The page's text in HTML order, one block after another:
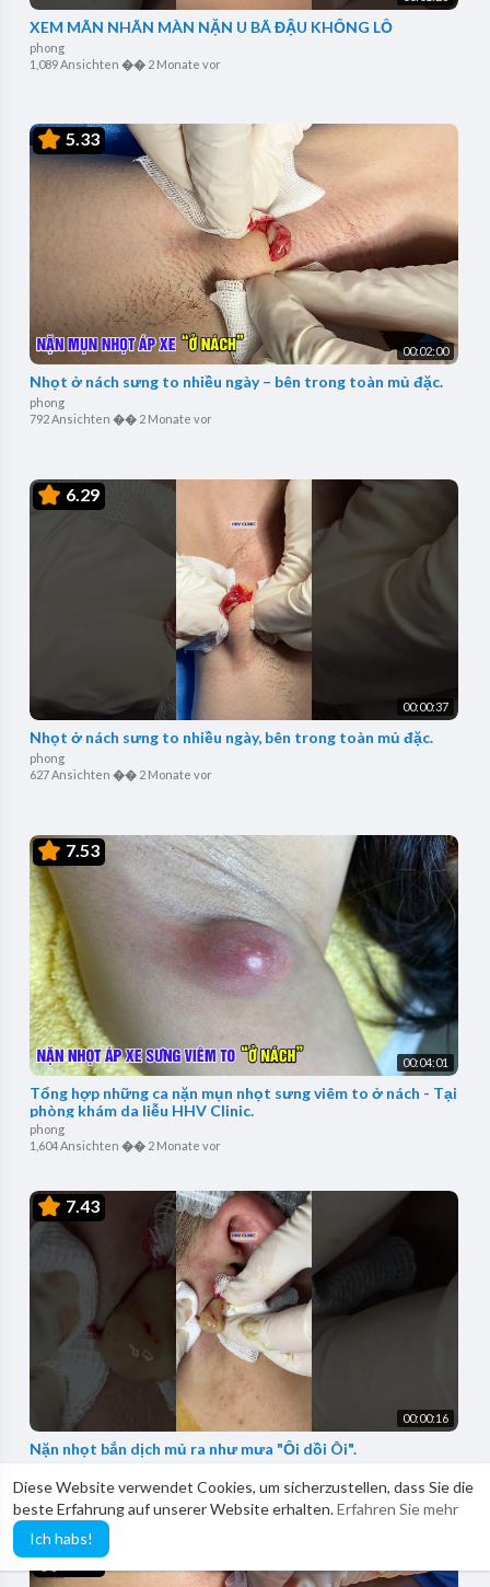
Diese Website verwendet Cookies, um sicherzustellen, dass Sie die
beste Erfahrung auf unserer Website erhalten.Erfahren Sie mehr
Ich habs!
XEM MÃN NHÃN MÀN NẶN U BÃ ĐẬU KHỔNG LỒ
phong
1,089 Ansichten �� 2 Monate vor
5.33
00:02:00
Nhọt ở nách sưng to nhiều ngày – bên trong toàn mủ đặc.
phong
792 Ansichten �� 2 Monate vor
6.29
00:00:37
Nhọt ở nách sưng to nhiều ngày, bên trong toàn mủ đặc.
phong
627 Ansichten �� 2 Monate vor
7.53
00:04:01
Tổng hợp những ca nặn mụn nhọt sưng viêm to ở nách - Tại
phòng khám da liễu HHV Clinic.
phong
1,604 Ansichten �� 2 Monate vor
7.43
00:00:16
Nặn nhọt bắn dịch mủ ra như mưa "Ối dồi Ôi".
929 Ansichten��2 Monate vor
5.29